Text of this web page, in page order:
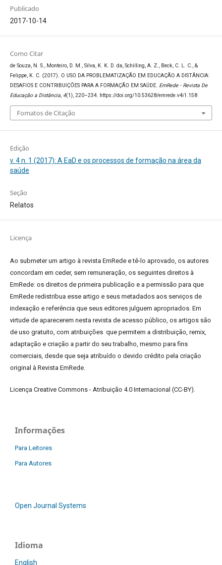
Publicado
2017-10-14
Como Citar
de Souza, N. S., Monteiro, D. M., Silva, K. K. D. da, Schilling, A. Z., Beck, C. L. C., &
Felippe, K. C. (2017). O USO DA PROBLEMATIZAÇÃO EM EDUCAÇÃO A DISTÂNCIA:
DESAFIOS E CONTRIBUIÇÕES PARA A FORMAÇÃO EM SAÚDE. EmRede - Revista De
Educação a Distância, 4(1), 220–234. https://doi.org/10.53628/emrede.v4i1.158
Fomatos de Citação
Edição
v. 4 n. 1 (2017): A EaD e os processos de formação na área da
saúde
Seção
Relatos
Licença
Ao submeter um artigo à revista EmRede e tê-lo aprovado, os autores
concordam em ceder, sem remuneração, os seguintes direitos à
EmRede: os direitos de primeira publicação e a permissão para que
EmRede redistribua esse artigo e seus metadados aos serviços de
indexação e referência que seus editores julguem apropriados. Em
virtude de aparecerem nesta revista de acesso público, os artigos são
de uso gratuito, com atribuições que permitem a distribuição, remix,
adaptação e criação a partir do seu trabalho, mesmo para fins
comerciais, desde que seja atribuído o devido crédito pela criação
original à Revista EmRede.
Licença Creative Commons - Atribuição 4.0 Internacional (CC-BY).
Informações
Para Leitores
Para Autores
Open Journal Systems
Idioma
English